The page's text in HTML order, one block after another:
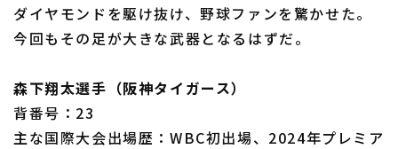
ダイヤモンドを駆け抜け、野球ファンを驚かせた。
今回もその足が大きな武器となるはずだ。
森下翔太選手（阪神タイガース）
背番号：23
主な国際大会出場歴：WBC初出場、2024年プレミア